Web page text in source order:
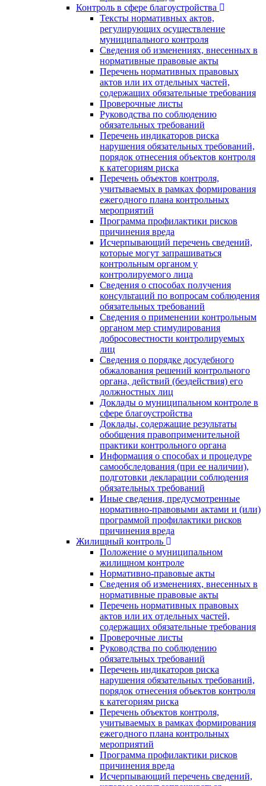
Контроль в сфере благоустройства
Тексты нормативных актов,
регулирующих осуществление
муниципального контроля
Сведения об изменениях, внесенных в
нормативные правовые акты
Перечень нормативных правовых
актов или их отдельных частей,
содержащих обязательные требования
Проверочные листы
Руководства по соблюдению
обязательных требований
Перечень индикаторов риска
нарушения обязательных требований,
порядок отнесения объектов контроля
к категориям риска
Перечень объектов контроля,
учитываемых в рамках формирования
ежегодного плана контрольных
мероприятий
Программа профилактики рисков
причинения вреда
Исчерпывающий перечень сведений,
которые могут запрашиваться
контрольным органом у
контролируемого лица
Сведения о способах получения
консультаций по вопросам соблюдения
обязательных требований
Сведения о применении контрольным
органом мер стимулирования
добросовестности контролируемых
лиц
Сведения о порядке досудебного
обжалования решений контрольного
органа, действий (бездействия) его
должностных лиц
Доклады о муниципальном контроле в
сфере благоустройства
Доклады, содержащие результаты
обобщения правоприменительной
практики контрольного органа
Информация о способах и процедуре
самообследования (при ее наличии),
подготовки декларации соблюдения
обязательных требований
Иные сведения, предусмотренные
нормативно-правовыми актами и (или)
программой профилактики рисков
причинения вреда
Жилищный контроль
Положение о муниципальном
жилищном контроле
Нормативно-правовые акты
Сведения об изменениях, внесенных в
нормативные правовые акты
Перечень нормативных правовых
актов или их отдельных частей,
содержащих обязательные требования
Проверочные листы
Руководства по соблюдению
обязательных требований
Перечень индикаторов риска
нарушения обязательных требований,
порядок отнесения объектов контроля
к категориям риска
Перечень объектов контроля,
учитываемых в рамках формирования
ежегодного плана контрольных
мероприятий
Программа профилактики рисков
причинения вреда
Исчерпывающий перечень сведений,